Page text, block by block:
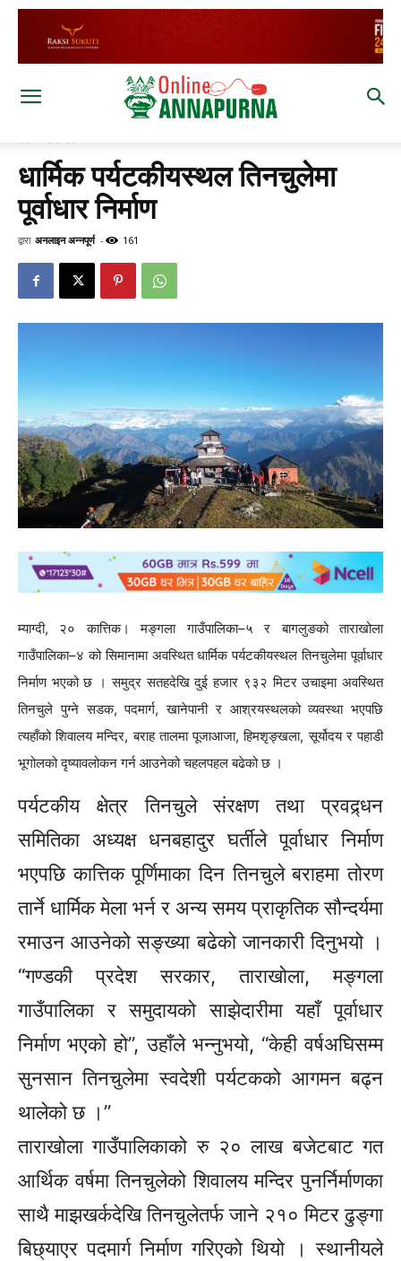
घर समाचार
धार्मिक पर्यटकीयस्थल तिनचुलेमा
पूर्वाधार निर्माण
द्वारा अनलाइन अन्नपूर्ण - 161
म्याग्दी, २० कात्तिक। मङ्गला गाउँपालिका–५ र बागलुङको ताराखोला
गाउँपालिका–४ को सिमानामा अवस्थित धार्मिक पर्यटकीयस्थल तिनचुलेमा पूर्वाधार
निर्माण भएको छ । समुद्र सतहदेखि दुई हजार ९३२ मिटर उचाइमा अवस्थित
तिनचुले पुग्ने सडक, पदमार्ग, खानेपानी र आश्रयस्थलको व्यवस्था भएपछि
त्यहाँको शिवालय मन्दिर, बराह तालमा पूजाआजा, हिमशृङ्खला, सूर्योदय र पहाडी
भूगोलको दृष्यावलोकन गर्न आउनेको चहलपहल बढेको छ ।
पर्यटकीय क्षेत्र तिनचुले संरक्षण तथा प्रवद्र्धन
समितिका अध्यक्ष धनबहादुर घर्तीले पूर्वाधार निर्माण
भएपछि कात्तिक पूर्णिमाका दिन तिनचुले बराहमा तोरण
तार्ने धार्मिक मेला भर्न र अन्य समय प्राकृतिक सौन्दर्यमा
रमाउन आउनेको सङ्ख्या बढेको जानकारी दिनुभयो ।
“गण्डकी प्रदेश सरकार, ताराखोला, मङ्गला
गाउँपालिका र समुदायको साझेदारीमा यहाँ पूर्वाधार
निर्माण भएको हो”, उहाँले भन्नुभयो, “केही वर्षअघिसम्म
सुनसान तिनचुलेमा स्वदेशी पर्यटकको आगमन बढ्न
थालेको छ ।”
ताराखोला गाउँपालिकाको रु २० लाख बजेटबाट गत
आर्थिक वर्षमा तिनचुलेको शिवालय मन्दिर पुनर्निर्माणका
साथै माझखर्कदेखि तिनचुलेतर्फ जाने २१० मिटर ढुङ्गा
बिछ्याएर पदमार्ग निर्माण गरिएको थियो । स्थानीयले